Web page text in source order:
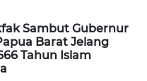
Sambut Gubernur
Barat Jelang
Tahun Islam